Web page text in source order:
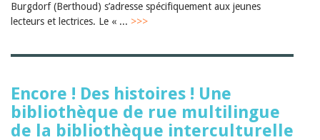
2023
2022
2020
2017
2016
2015
2014
Burgdorf (Berthoud) s’adresse spécifiquement aux jeunes
lecteurs et lectrices. Le « ... >>>
Encore ! Des histoires ! Une
bibliothèque de rue multilingue
de la bibliothèque interculturelle